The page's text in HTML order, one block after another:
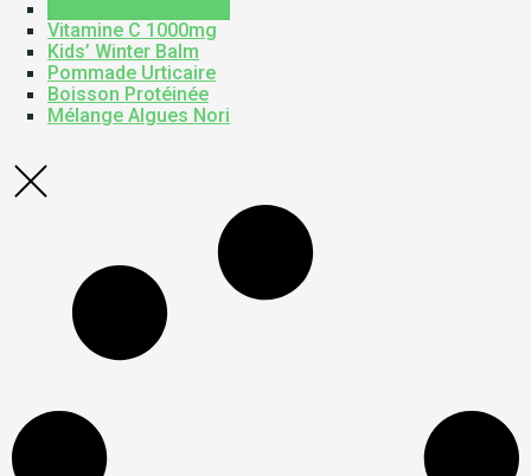
Vitamine C 1000mg
Kids’ Winter Balm
Pommade Urticaire
Boisson Protéinée
Mélange Algues Nori